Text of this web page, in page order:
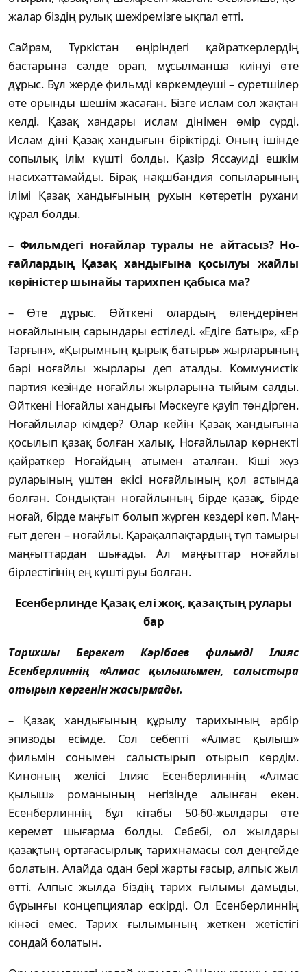
жалар біздің рулық шежіремізге ықпал етті.
Сайрам, Түркістан өңіріндегі қай­рат­керлердің
бастарына сәлде орап, мұсылманша киінуі өте
дұрыс. Бұл жерде фильмді көркем­деу­ші – суретшілер
өте орынды шешім жаса­ған. Бізге ислам сол жақтан
келді. Қазақ хан­дары ислам дінімен өмір сүрді.
Ислам діні Қа­зақ хандығын біріктірді. Оның ішінде
со­пылық ілім күшті болды. Қазір Яссауиді еш­кім
насихаттамайды. Бірақ нақшбандия со­пы­л­арының
ілімі Қазақ хандығының рухын кө­теретін рухани
құрал болды.
– Фильмдегі ноғайлар туралы не айтасыз? Но­
ғайлардың Қазақ хандығына қосылуы жай­лы
көріністер шынайы тарихпен қабыса ма?
– Өте дұрыс. Өйткені олардың өлеңдері­нен
ноғайлының сарындары естіледі. «Едіге ба­тыр», «Ер
Тарғын», «Қырымның қырық ба­тыры» жырларының
бәрі ноғайлы жырлары деп аталды. Коммунистік
партия кезінде но­ғай­лы жырларына тыйым салды.
Өйткені Но­ғайлы хандығы Мәскеуге қауіп төндірген.
Но­ғайлылар кімдер? Олар кейін Қазақ хан­дығына
қосылып қазақ болған халық. Но­ғайлылар көрнекті
қайраткер Ноғайдың аты­мен аталған. Кіші жүз
руларының үштен екі­сі ноғайлының қол астында
болған. Сон­дықтан ноғайлының бірде қазақ, бірде
ноғай, бір­де маңғыт болып жүрген кездері көп. Маң­
ғыт деген – ноғайлы. Қарақалпақтардың түп тамыры
маңғыттардан шығады. Ал маңғыттар но­ғайлы
бірлестігінің ең күшті руы болған.
Есенберлинде Қазақ елі жоқ, қазақтың рулары
бар
Тарихшы Берекет Кәрібаев фильмді Ілияс
Есенберлиннің «Алмас қылышымен, салыстыра
отырып көргенін жасырмады.
– Қазақ хандығының құрылу тарихының әр­бір
эпизоды есімде. Сол себепті «Алмас қы­лыш»
фильмін сонымен салыстырып оты­рып көрдім.
Киноның желісі Ілияс Есен­бер­линнің «Алмас
қылыш» романының не­гі­зін­де алынған екен.
Есенберлиннің бұл кіта­бы 50-60-жылдары өте
керемет шығарма бол­ды. Себебі, ол жылдары
қазақтың ор­тағасырлық тарихнамасы сол деңгейде
бо­латын. Алайда одан бері жарты ғасыр, алпыс жыл
өтті. Ал­пыс жылда біздің тарих ғылымы дамыды,
бұрын­ғы концепциялар ескірді. Ол Есен­бер­линнің
кінәсі емес. Тарих ғылым­ы­ның жет­кен жетістігі
сондай болатын.